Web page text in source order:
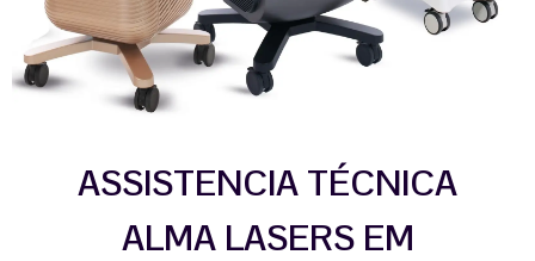
ASSISTENCIA TÉCNICA
ALMA LASERS EM